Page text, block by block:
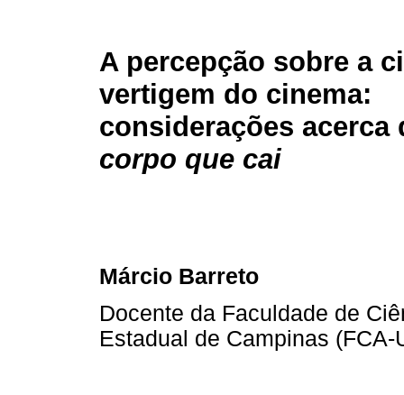
A percepção sobre a
vertigem do cinema:
considerações acerca
corpo que cai
Márcio Barreto
Docente da Faculdade de
Estadual de Campinas (FCA-